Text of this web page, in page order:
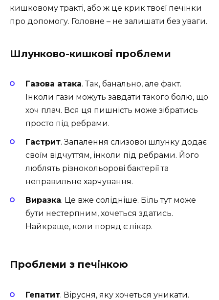
кишковому тракті, або ж це крик твоєї печінки
про допомогу. Головне – не залишати без уваги.
Шлунково-кишкові проблеми
Газова атака. Так, банально, але факт.
Інколи гази можуть завдати такого болю, що
хоч плач. Вся ця пишність може зібратись
просто під ребрами.
Гастрит. Запалення слизової шлунку додає
своїм відчуттям, інколи під ребрами. Його
люблять різнокольорові бактерії та
неправильне харчування.
Виразка. Це вже солідніше. Біль тут може
бути нестерпним, хочеться здатись.
Найкраще, коли поряд є лікар.
Проблеми з печінкою
Гепатит. Вірусня, яку хочеться уникати.